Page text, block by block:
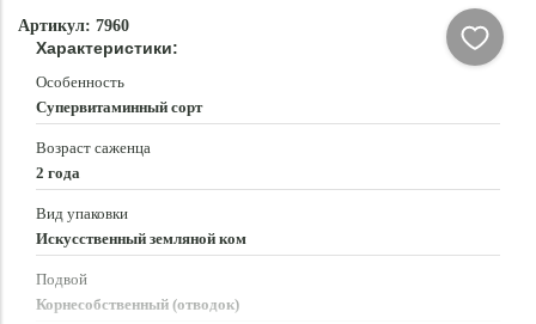
Артикул: 7960
Характеристики:
Особенность
Супервитаминный сорт
Возраст саженца
2 года
Вид упаковки
Искусственный земляной ком
Подвой
Корнесобственный (отводок)